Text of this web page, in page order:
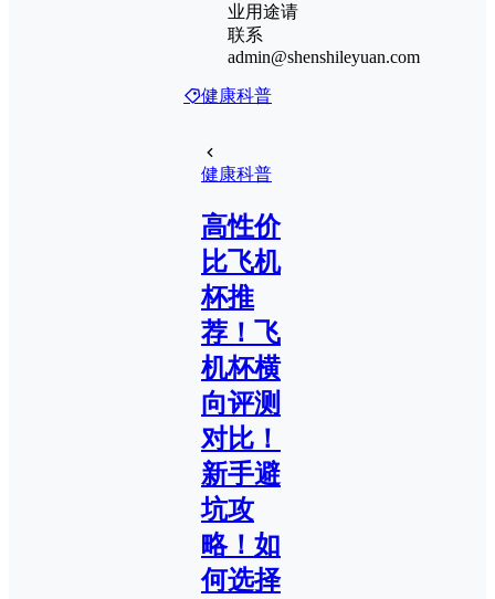
业用途请
联系
admin@shenshileyuan.com
健康科普
健康科普
高性价
比飞机
杯推
荐！飞
机杯横
向评测
对比！
新手避
坑攻
略！如
何选择